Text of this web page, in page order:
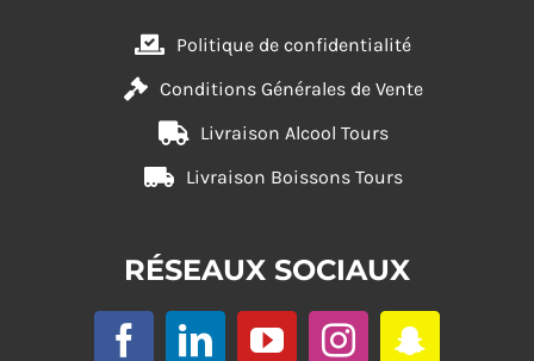
Politique de confidentialité
Conditions Générales de Vente
Livraison Alcool Tours
Livraison Boissons Tours
RÉSEAUX SOCIAUX